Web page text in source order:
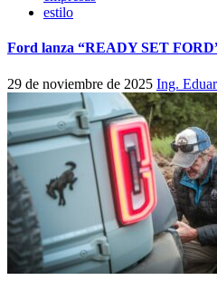
estilo
Ford lanza “READY SET
29 de noviembre de 2025 Ing.